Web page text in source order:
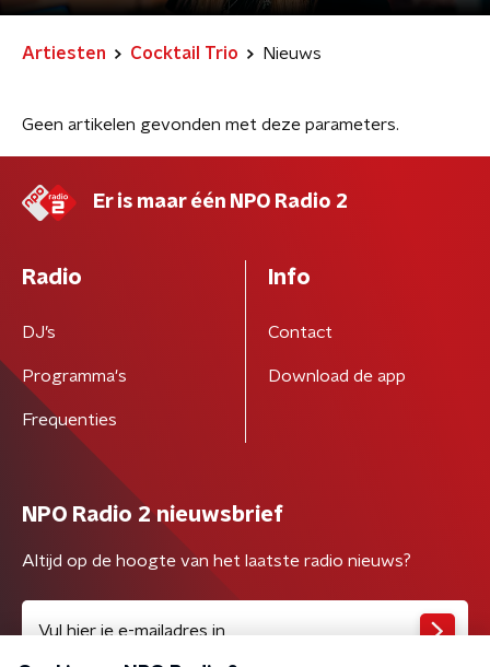
Artiesten Cocktail Trio Nieuws
Geen artikelen gevonden met deze parameters.
Er is maar één NPO Radio 2
Radio
DJ’s
Programma's
Frequenties
Info
Contact
Download de app
NPO Radio 2 nieuwsbrief
Altijd op de hoogte van het laatste radio nieuws?